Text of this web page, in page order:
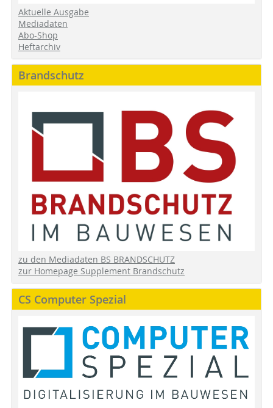
Aktuelle Ausgabe
Mediadaten
Abo-Shop
Heftarchiv
Brandschutz
zu den Mediadaten BS BRANDSCHUTZ
zur Homepage Supplement Brandschutz
CS Computer Spezial